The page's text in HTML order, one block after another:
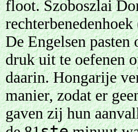
floot. Szoboszlai
rechterbenedenhoek
De Engelsen
druk uit te oefenen
daarin. Hongarije
manier, zodat er
gaven zij hun